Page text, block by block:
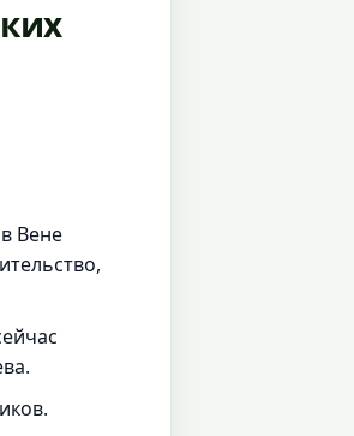
Вене